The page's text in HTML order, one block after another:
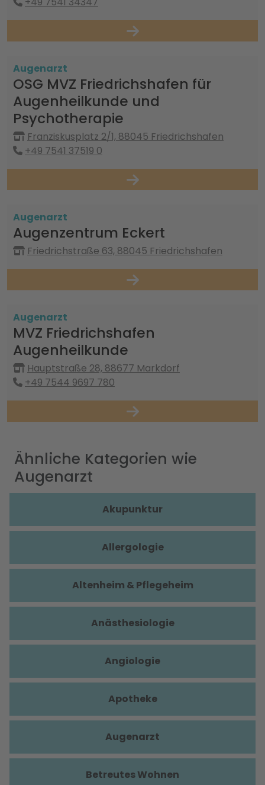
Augenarzt
OSG MVZ Friedrichshafen für
Augenheilkunde und
Psychotherapie
Franziskusplatz 2/1, 88045 Friedrichshafen
+49 7541 37519 0
Augenarzt
Augenzentrum Eckert
Friedrichstraße 63, 88045 Friedrichshafen
Augenarzt
MVZ Friedrichshafen
Augenheilkunde
Hauptstraße 28, 88677 Markdorf
+49 7544 9697 780
Ähnliche Kategorien wie
Augenarzt
Akupunktur
Allergologie
Altenheim & Pflegeheim
Anästhesiologie
Angiologie
Apotheke
Augenarzt
Betreutes Wohnen